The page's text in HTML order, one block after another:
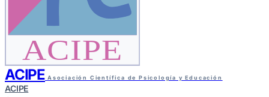
ACIPE
ACIPE Asociación Científica de Psicología y Educación
ACIPE